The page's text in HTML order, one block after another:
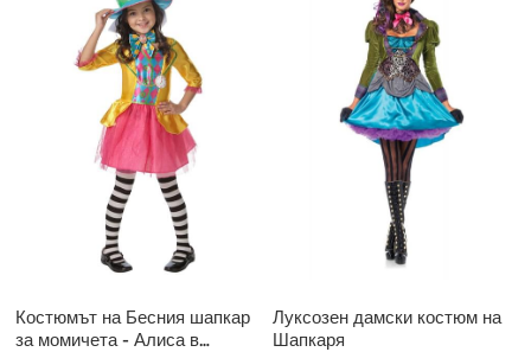
Костюмът на Бесния шапкар
за момичета - Алиса в
Луксозен дамски костюм на
Шапкаря